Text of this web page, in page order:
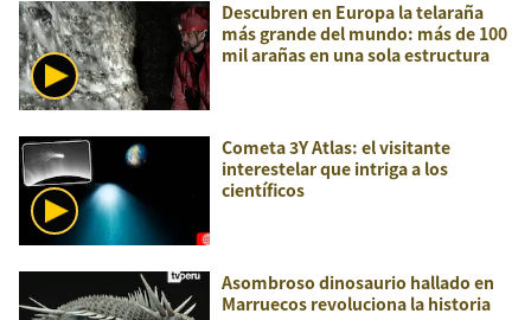
Descubren en Europa la telaraña
más grande del mundo: más de 100
mil arañas en una sola estructura
Cometa 3Y Atlas: el visitante
interestelar que intriga a los
científicos
Asombroso dinosaurio hallado en
Marruecos revoluciona la historia